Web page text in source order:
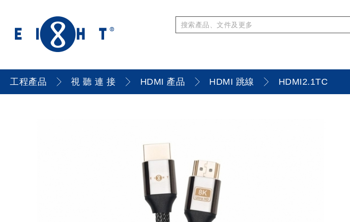
工程產品 視 聽 連 接 HDMI 產品 HDMI 跳線 HDMI2.1TC